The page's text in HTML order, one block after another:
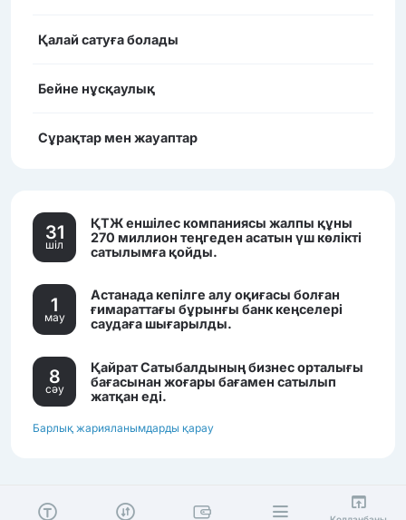
Қалай сатуға болады
Бейне нұсқаулық
Сұрақтар мен жауаптар
31
шiл
ҚТЖ еншілес компаниясы жалпы құны
270 миллион теңгеден асатын үш көлікті
сатылымға қойды.
1
мау
Астанада кепілге алу оқиғасы болған
ғимараттағы бұрынғы банк кеңселері
саудаға шығарылды.
8
сәу
Қайрат Сатыбалдының бизнес орталығы
бағасынан жоғары бағамен сатылып
жатқан еді.
Барлық жарияланымдарды қарау